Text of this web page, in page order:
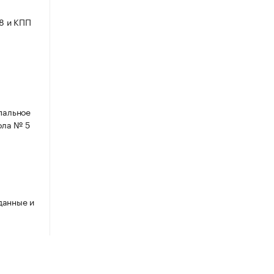
и КПП
№ 5
и